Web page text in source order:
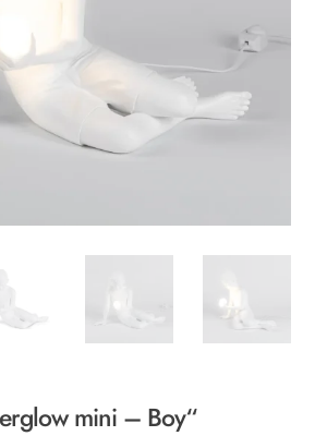
mini – Boy“